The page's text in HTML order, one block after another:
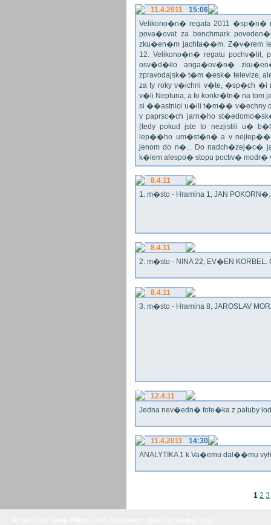
11.4.2011
15:06
Velikono�n� regata 2011 �sp�n�
pova�ovat za benchmark
zku�en�m jachta��m. Z�v�rem
12. Velikono�n� regatu
osv�d�ilo anga�ov�n�
zpravodajsk� t�m �esk� televize,
za ty roky v�ichni v�te, �sp�ch
v�li Neptuna, a to konkr�tn� na tom
si ��astnici u�ili t�m�� v�echny
v paprsc�ch jarn�ho
(tedy pokud jste to nezjistili u�
lep��ho um�st�n� a v
jenom do n�... Do nadch�zej�c�
k�lem alespo� stopu poctiv�
8.4.11
1. m�sto - Hramina 1, JAN
8.4.11
2. m�sto - NINA 22, EV�EN KORBEL.
8.4.11
3. m�sto - Hramina 8, JAROSLAV
12.4.11
Jedna nev�edn� fote�ka z paluby
11.4.2011
14:30
ANALYTIKA 1 k Va�emu dal��mu
1 2 3